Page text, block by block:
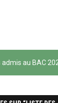
admis au BAC